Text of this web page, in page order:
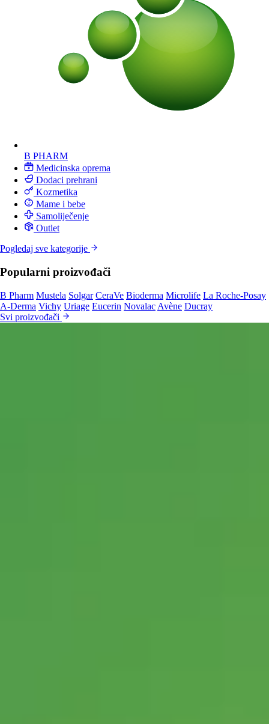
B PHARM
Medicinska oprema
Dodaci prehrani
Kozmetika
Mame i bebe
Samoliječenje
Outlet
Pogledaj sve kategorije
Popularni proizvođači
B Pharm Mustela Solgar CeraVe Bioderma Microlife La Roche-Posay
A-Derma Vichy Uriage Eucerin Novalac Avène Ducray
Svi proizvođači